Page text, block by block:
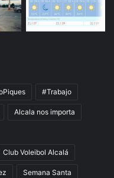
#Trabajo
Alcala nos importa
Club Voleibol Alcalá
Semana Santa